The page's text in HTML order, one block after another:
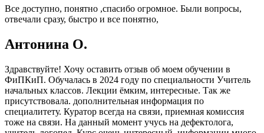
Все доступно, понятно ,спасибо огромное. Были вопросы,
отвечали сразу, быстро и все понятно,
Антонина О.
Здравствуйте! Хочу оставить отзыв об моем обучении в
ФиПКиП. Обучалась в 2024 году по специальности Учитель
начальных классов. Лекции ёмким, интересные. Так же
присутствовала. дополнительная информация по
специалитету. Куратор всегда на связи, приемная комиссия
тоже на связи. На данный момент учусь на дефектолога,